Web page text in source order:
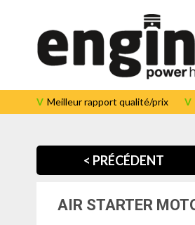
Accueil
Composants
Caterpillar
Meilleur rapport qualité/prix
< PRÉCÉDENT
AIR STARTER